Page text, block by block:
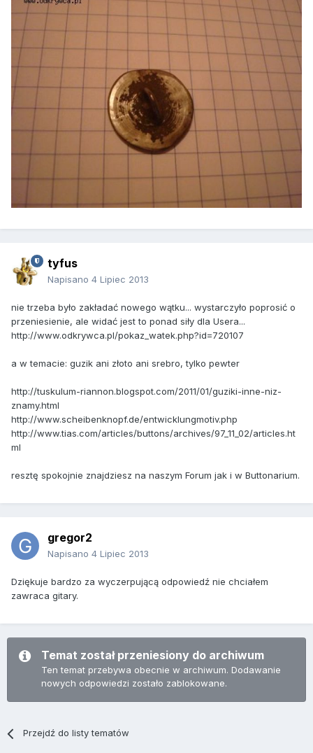
tyfus
Napisano 4 Lipiec 2013
nie trzeba było zakładać nowego wątku... wystarczyło poprosić o
przeniesienie, ale widać jest to ponad siły dla Usera...
http://www.odkrywca.pl/pokaz_watek.php?id=720107
a w temacie: guzik ani złoto ani srebro, tylko pewter
http://tuskulum-riannon.blogspot.com/2011/01/guziki-inne-niz-
znamy.html
http://www.scheibenknopf.de/entwicklungmotiv.php
http://www.tias.com/articles/buttons/archives/97_11_02/articles.ht
ml
resztę spokojnie znajdziesz na naszym Forum jak i w Buttonarium.
gregor2
Napisano 4 Lipiec 2013
Dziękuje bardzo za wyczerpującą odpowiedź nie chciałem
zawraca gitary.
Temat został przeniesiony do archiwum
Ten temat przebywa obecnie w archiwum. Dodawanie
nowych odpowiedzi zostało zablokowane.
Przejdź do listy tematów